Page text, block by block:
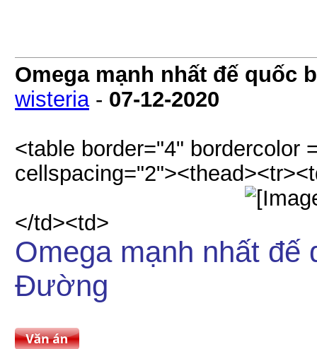
Omega mạnh nhất đế
wisteria- 07-12-2020
<table border="4" bordercolor
</td><td>
Omega mạnh nhất
Đường